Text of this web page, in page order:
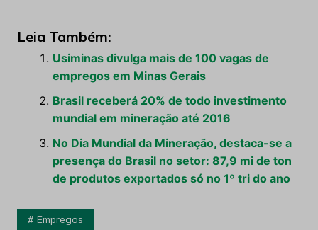
Leia Também:
Usiminas divulga mais de 100 vagas de
empregos em Minas Gerais
Brasil receberá 20% de todo investimento
mundial em mineração até 2016
No Dia Mundial da Mineração, destaca-se a
presença do Brasil no setor: 87,9 mi de ton
de produtos exportados só no 1º tri do ano
Empregos